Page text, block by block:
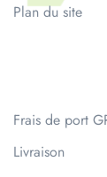
Plan du site
Frais de port
Livraison